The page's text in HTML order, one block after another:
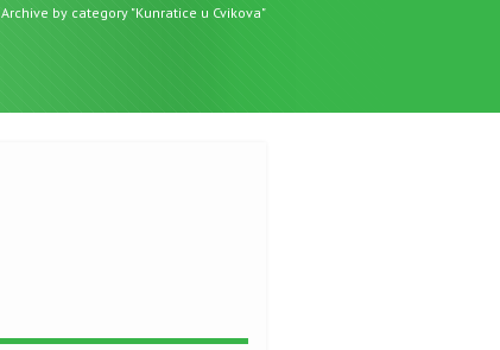
Archive by category "Kunratice u Cvikova"